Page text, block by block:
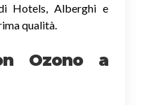
Hotels, Alberghi e
qualità.
Ozono a